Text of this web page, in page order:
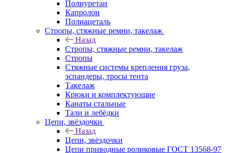
Полиуретан
Капролон
Полиацеталь
Стропы, стяжные ремни, такелаж
Назад
Стропы, стяжные ремни, такелаж
Стропы
Стяжные системы крепления груза,
эспандеры, тросы тента
Такелаж
Крюки и комплектующие
Канаты стальные
Тали и лебёдки
Цепи, звёздочки
Назад
Цепи, звёздочки
Цепи приводные роликовые ГОСТ 13568-97